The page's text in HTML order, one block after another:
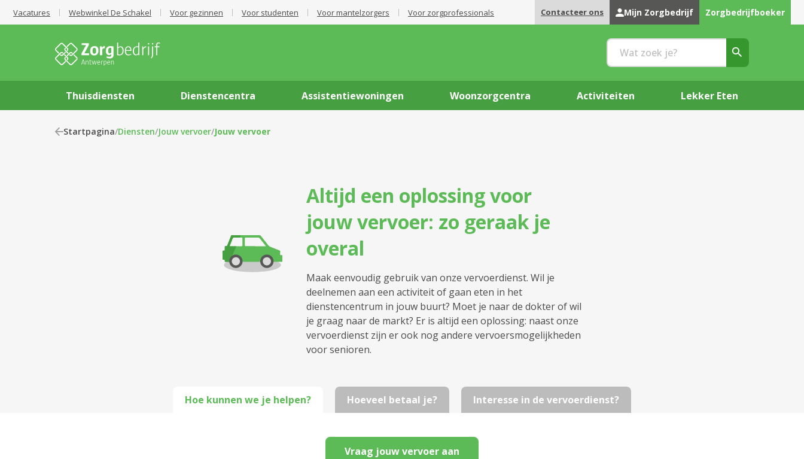
Vacatures Webwinkel De Schakel Voor gezinnen Voor studenten Voor mantelzorgers Voor zorgprofessionals Contacteer ons Mijn Zorgbedrijf Zorgbedrijfboeker
Thuisdiensten Dienstencentra Assistentiewoningen Woonzorgcentra Activiteiten Lekker Eten
Startpagina/Diensten/Jouw vervoer/Jouw vervoer
Altijd een oplossing voor
jouw vervoer: zo geraak je
overal
Maak eenvoudig gebruik van onze vervoerdienst. Wil je
deelnemen aan een activiteit of gaan eten in het
dienstencentrum in jouw buurt? Moet je naar de dokter of wil
je graag naar de markt? Er is altijd een oplossing: naast onze
vervoerdienst zijn er ook nog andere vervoersmogelijkheden
voor senioren.
Hoe kunnen we je helpen?
Vraag jouw vervoer aan
Hoeveel betaal je? Interesse in de vervoerdienst?